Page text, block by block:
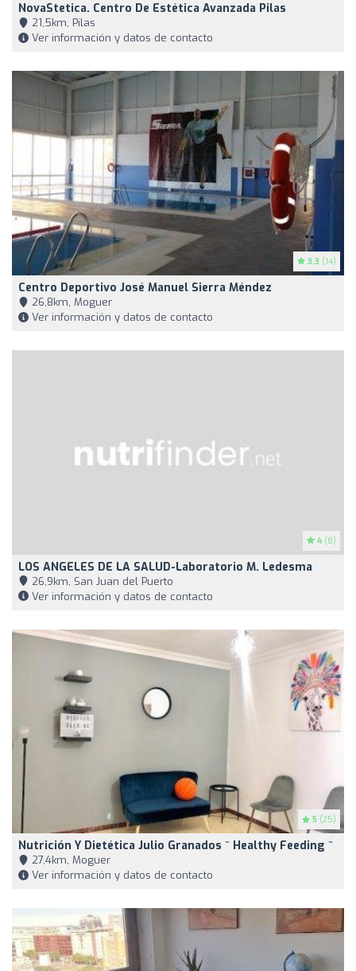
NovaStetica. Centro De Estética Avanzada Pilas
21,5km, Pilas
Ver información y datos de contacto
3.3 (14)
Centro Deportivo José Manuel Sierra Méndez
26,8km, Moguer
Ver información y datos de contacto
4 (8)
LOS ANGELES DE LA SALUD-Laboratorio M. Ledesma
26,9km, San Juan del Puerto
Ver información y datos de contacto
5 (25)
Nutrición Y Dietética Julio Granados ~ Healthy Feeding ~
27,4km, Moguer
Ver información y datos de contacto